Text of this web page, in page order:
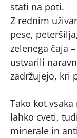
stati na poti.
Z rednim
pese,
zelenega čaja
ustvarili
zadržujejo, kri
Tako kot
lahko cveti,
minerale in